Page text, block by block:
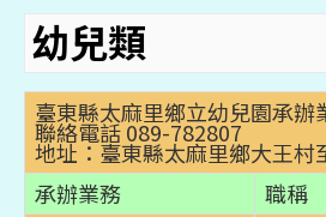
幼兒類
臺東縣太麻里鄉立幼兒園承辦
聯絡電話 089-782807
地址：臺東縣太麻里鄉大王村
承辦業務
職稱